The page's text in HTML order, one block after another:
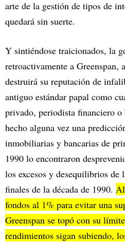
arte de la gestión de tipos de
quedará sin suerte.
Y sintiéndose traicionados, la
retroactivamente a Greenspan,
destruirá su reputación de
antiguo estándar papal como
privado, periodista financiero o
hecho alguna vez una
inmobiliarias y bancarias de
1990 lo encontraron
los excesos y desequilibrios de
finales de la década de 1990.
fondos al 1% para evitar una
Greenspan se topó con su
rendimientos sigan subiendo,